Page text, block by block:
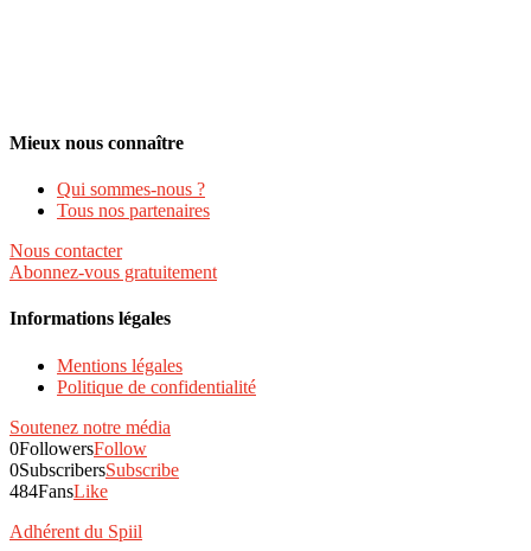
Mieux nous connaître
Qui sommes-nous ?
Tous nos partenaires
Nous contacter
Abonnez-vous gratuitement
Informations légales
Mentions légales
Politique de confidentialité
Soutenez notre média
0FollowersFollow
0SubscribersSubscribe
484FansLike
Adhérent du Spiil